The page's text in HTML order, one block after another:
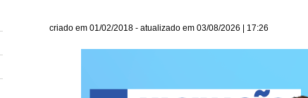
criado em 01/02/2018- atualizado em 03/08/2026 | 17:26